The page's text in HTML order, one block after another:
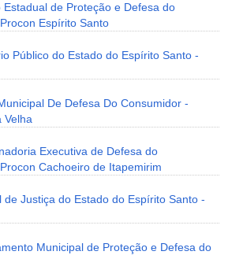
Estadual de Proteção e Defesa do
Espírito Santo
Público do Estado do Espírito Santo -
De Defesa Do Consumidor -
Velha
Executiva de Defesa do
Cachoeiro de Itapemirim
de Justiça do Estado do Espírito Santo -
Municipal de Proteção e Defesa do